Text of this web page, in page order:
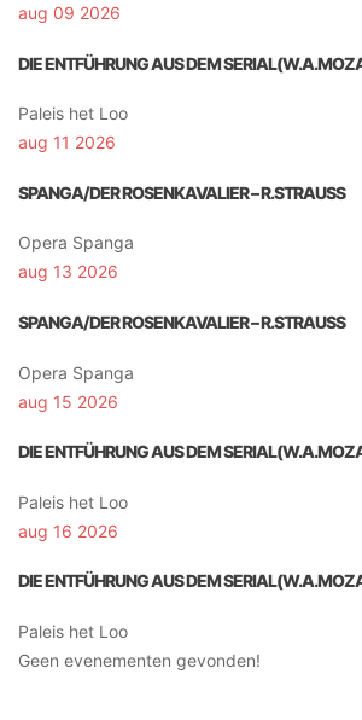
aug 09 2026
DIE ENTFÜHRUNG AUS DEM
Paleis het Loo
aug 11 2026
SPANGA/DER ROSENKAVALIER – R.STRAUSS
Opera Spanga
aug 13 2026
SPANGA/DER ROSENKAVALIER – R.STRAUSS
Opera Spanga
aug 15 2026
DIE ENTFÜHRUNG AUS DEM
Paleis het Loo
aug 16 2026
DIE ENTFÜHRUNG AUS DEM
Paleis het Loo
Geen evenementen gevonden!